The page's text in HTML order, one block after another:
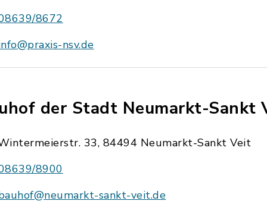
8672
nsv.de
der Stadt Neumarkt-Sankt
33, 84494 Neumarkt-Sankt Veit
8900
sankt-veit.de